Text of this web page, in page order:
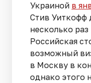
Украиной в
Стив Уиткофф
несколько
Российская
возможный
в Москву в
однако этого